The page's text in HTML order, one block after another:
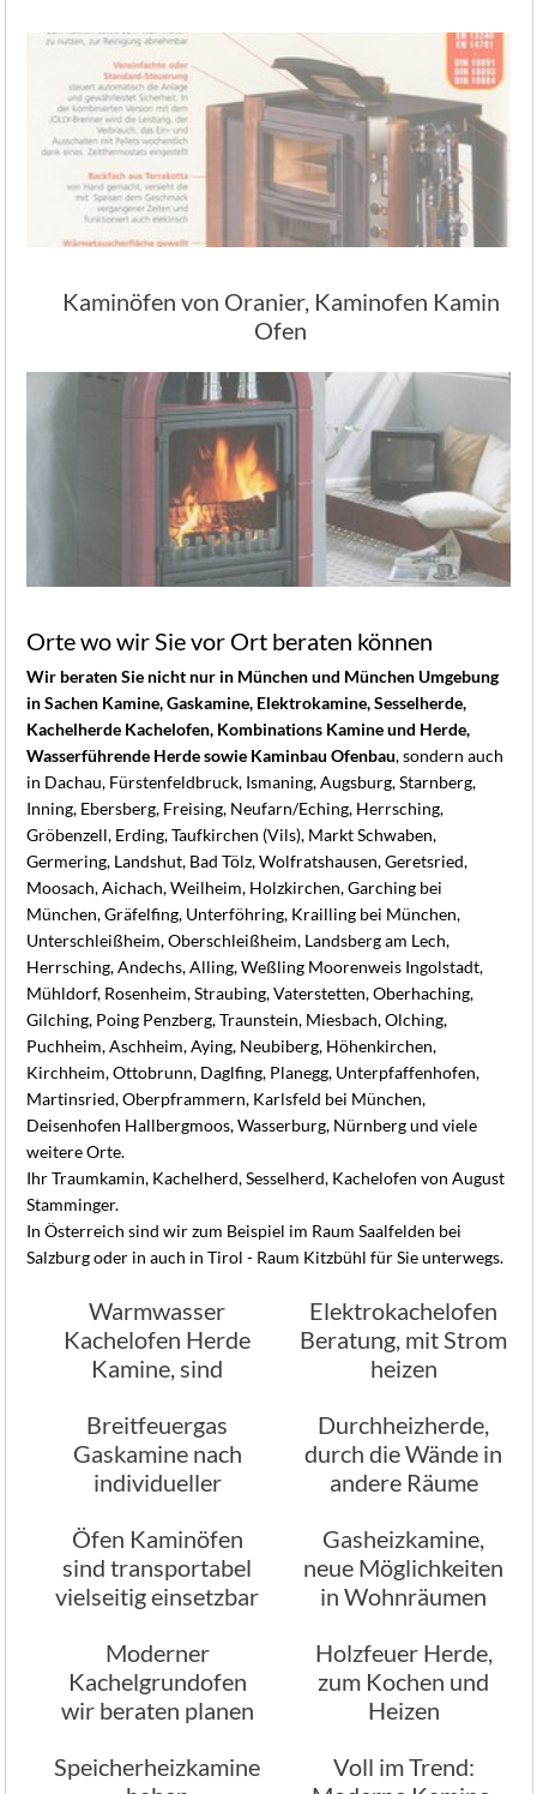
Kaminöfen von Oranier, Kaminofen Kamin
Ofen
Orte wo wir Sie vor Ort beraten können
Wir beraten Sie nicht nur in München und München Umgebung
in Sachen Kamine, Gaskamine, Elektrokamine, Sesselherde,
Kachelherde Kachelofen, Kombinations Kamine und Herde,
Wasserführende Herde sowie Kaminbau Ofenbau, sondern auch
in Dachau, Fürstenfeldbruck, Ismaning, Augsburg, Starnberg,
Inning, Ebersberg, Freising, Neufarn/Eching, Herrsching,
Gröbenzell, Erding, Taufkirchen (Vils), Markt Schwaben,
Germering, Landshut, Bad Tölz, Wolfratshausen, Geretsried,
Moosach, Aichach, Weilheim, Holzkirchen, Garching bei
München, Gräfelfing, Unterföhring, Krailling bei München,
Unterschleißheim, Oberschleißheim, Landsberg am Lech,
Herrsching, Andechs, Alling, Weßling Moorenweis Ingolstadt,
Mühldorf, Rosenheim, Straubing, Vaterstetten, Oberhaching,
Gilching, Poing Penzberg, Traunstein, Miesbach, Olching,
Puchheim, Aschheim, Aying, Neubiberg, Höhenkirchen,
Kirchheim, Ottobrunn, Daglfing, Planegg, Unterpfaffenhofen,
Martinsried, Oberpframmern, Karlsfeld bei München,
Deisenhofen Hallbergmoos, Wasserburg, Nürnberg und viele
weitere Orte.
Ihr Traumkamin, Kachelherd, Sesselherd, Kachelofen von August
Stamminger.
In Österreich sind wir zum Beispiel im Raum Saalfelden bei
Salzburg oder in auch in Tirol - Raum Kitzbühl für Sie unterwegs.
Warmwasser
Kachelofen Herde
Kamine, sind
Elektrokachelofen
Beratung, mit Strom
heizen
Breitfeuergas
Gaskamine nach
individueller
Durchheizherde,
durch die Wände in
andere Räume
Öfen Kaminöfen
sind transportabel
vielseitig einsetzbar
Gasheizkamine,
neue Möglichkeiten
in Wohnräumen
Moderner
Kachelgrundofen
wir beraten planen
Holzfeuer Herde,
zum Kochen und
Heizen
Speicherheizkamine
Voll im Trend: